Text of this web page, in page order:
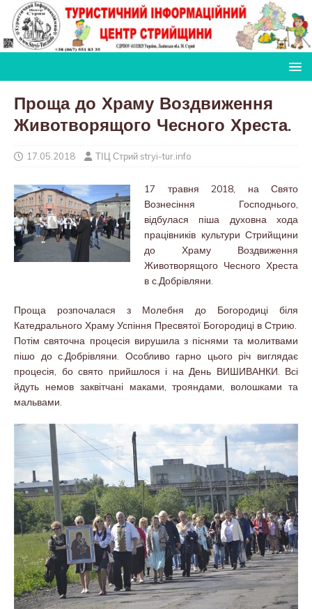
Проща до Храму Воздвиження
Животворящого Чесного Хреста.
17.05.2018 ТІЦ Стрий stryi-tur.info
17 травня 2018, на Свято
Вознесіння Господнього,
відбулася піша духовна хода
працівників культури Стрийщини
до Храму Воздвиження
Животворящого Чесного Хреста
в с.Добрівляни.
Проща розпочалася з Молебня до Богородиці біля
Катедрального Храму Успіння Пресвятої Богородиці в Стрию.
Потім святочна процесія вирушила з піснями та молитвами
пішо до с.Добрівляни. Особливо гарно цього річ виглядає
процесія, бо свято прийшлося і на День ВИШИВАНКИ. Всі
йдуть немов заквітчані маками, трояндами, волошками та
мальвами.